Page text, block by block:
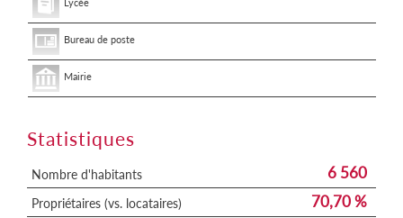
Lycée
Bureau de poste
Mairie
Statistiques
Nombre d'habitants 6 560
Propriétaires (vs. locataires) 70,70 %